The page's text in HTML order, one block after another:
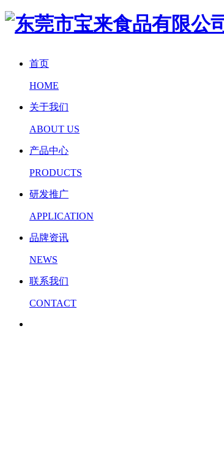
首页
HOME
关于我们
ABOUT US
产品中心
PRODUCTS
研发推广
APPLICATION
品牌资讯
NEWS
联系我们
CONTACT